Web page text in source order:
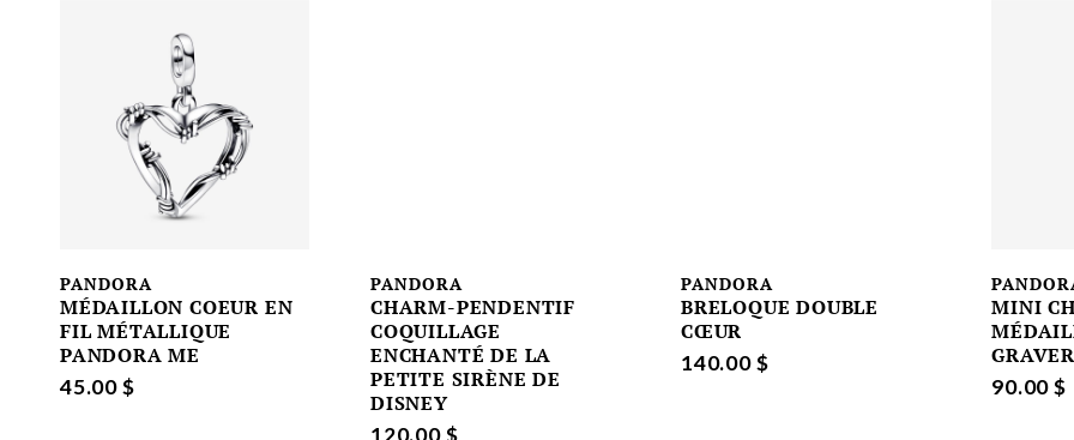
PANDORA
MÉDAILLON COEUR EN
FIL MÉTALLIQUE
PANDORA ME
45.00 $
PANDORA
CHARM-PENDENTIF
COQUILLAGE
ENCHANTÉ DE LA
PETITE SIRÈNE DE
DISNEY
120.00 $
PANDORA
BRELOQUE DOUBLE
CŒUR
140.00 $
MINI
GRAVER
90.00 $